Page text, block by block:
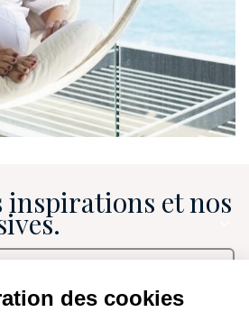
des cookies
inspirations et nos
les newsletters Mobilier de